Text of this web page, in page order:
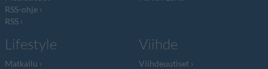
RSS-ohje
RSS
Lifestyle
Matkailu
Viihde
Viihdeuutiset